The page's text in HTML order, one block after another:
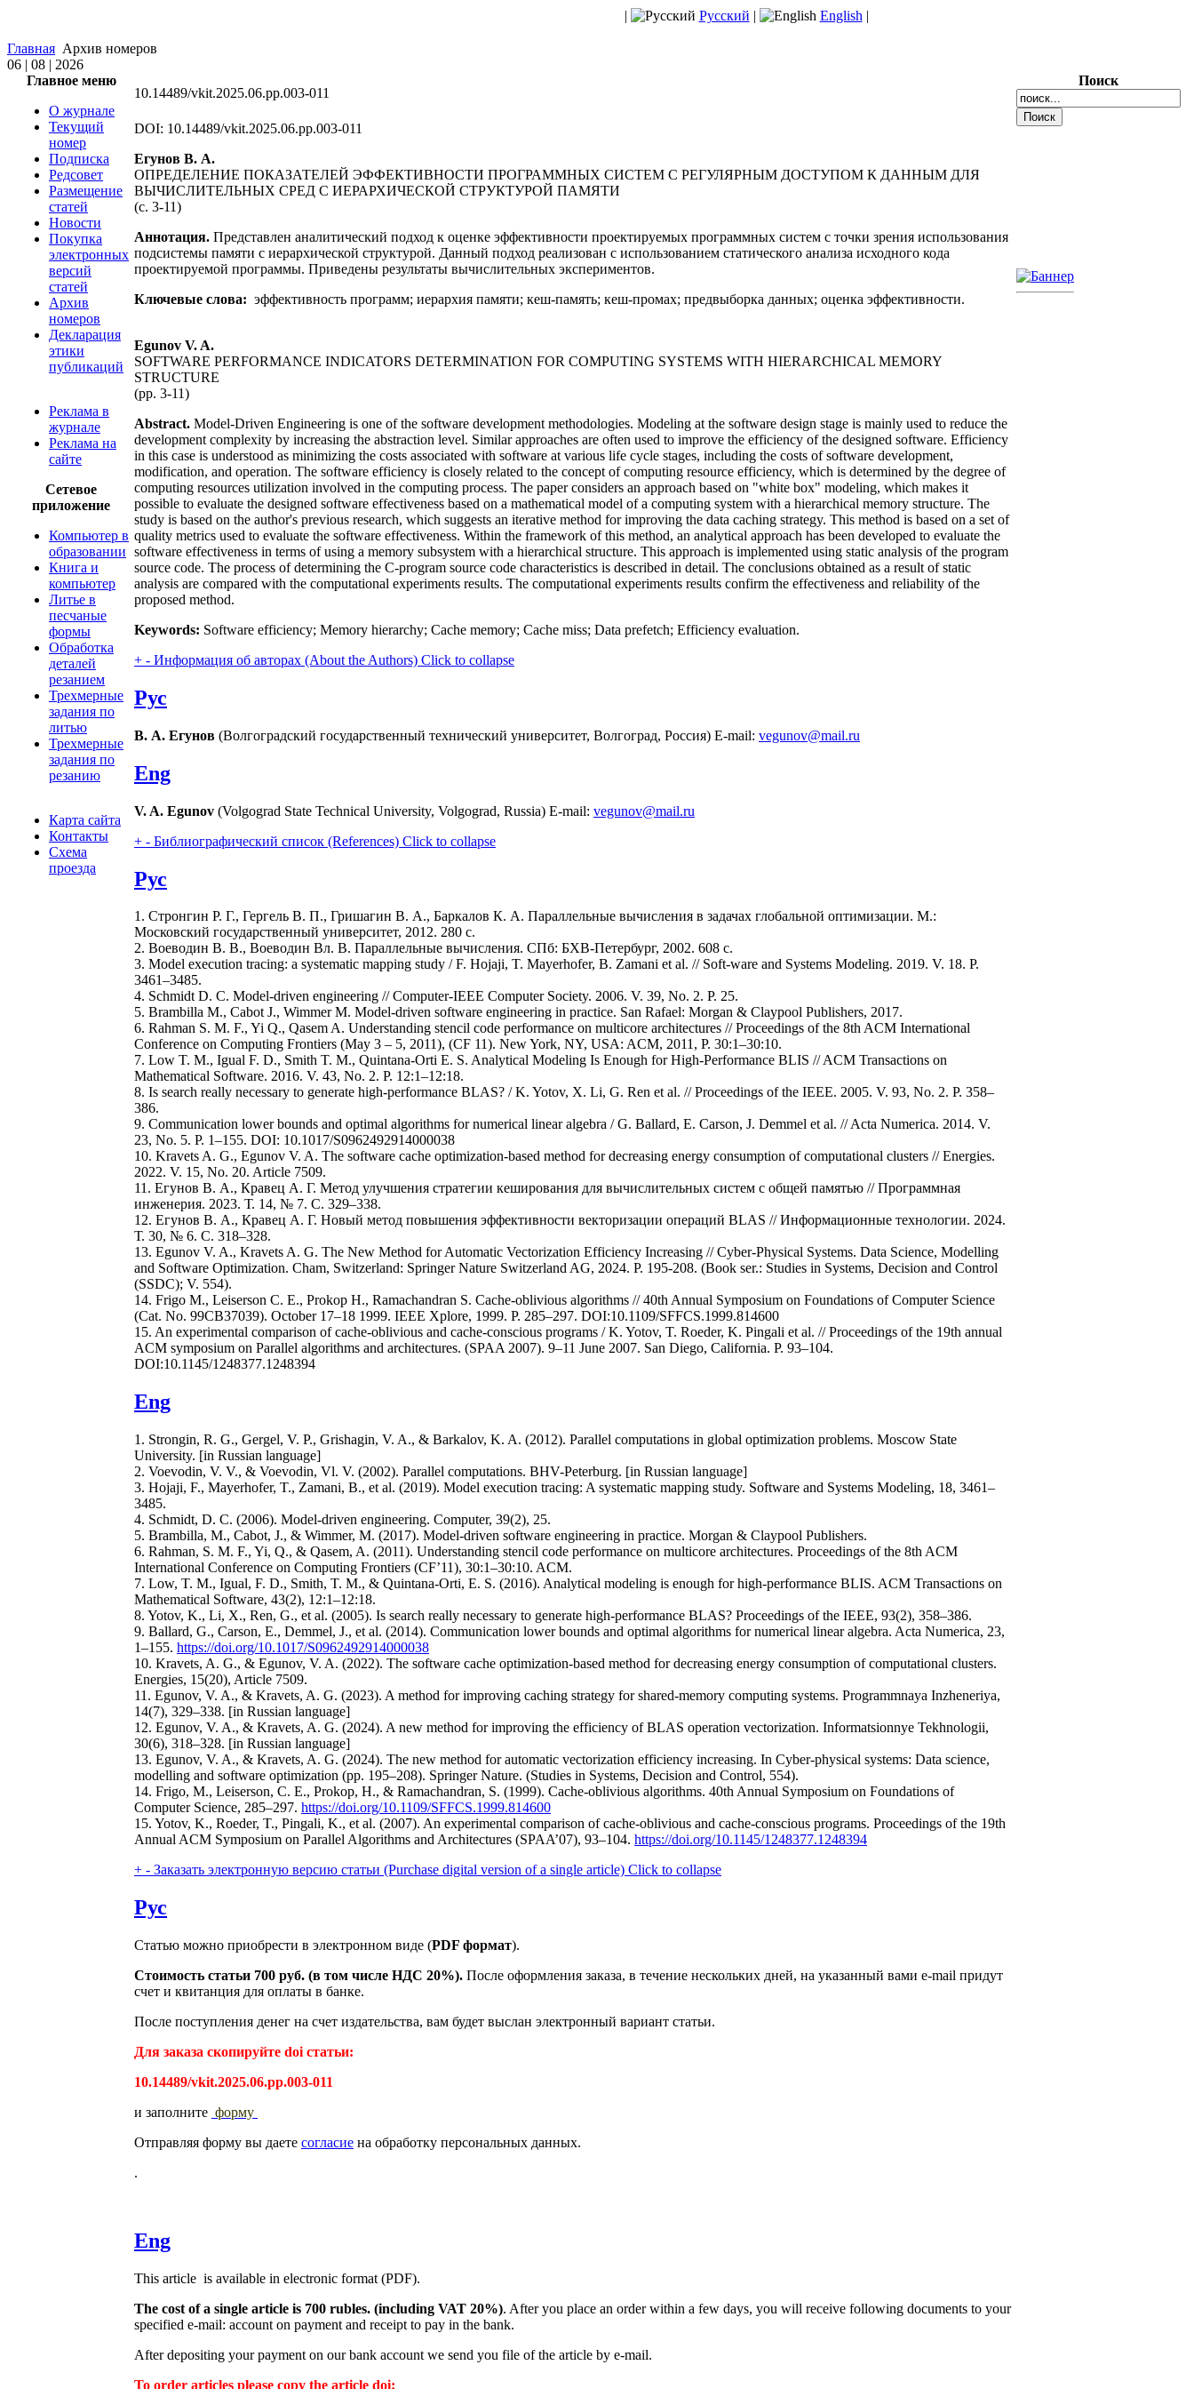
| Русский | English |
Главная Архив номеров
06 | 08 | 2026
Главное меню
О журнале
Текущий
номер
Подписка
Редсовет
Размещение
статей
Новости
Покупка
электронных
версий
статей
Архив
номеров
Декларация
этики
публикаций
Реклама в
журнале
Реклама на
сайте
Сетевое
приложение
Компьютер в
образовании
Книга и
компьютер
Литье в
песчаные
формы
Обработка
деталей
резанием
Трехмерные
задания по
литью
Трехмерные
задания по
резанию
Карта сайта
Контакты
Схема
проезда
10.14489/vkit.2025.06.pp.003-011
DOI: 10.14489/vkit.2025.06.pp.003-011
Егунов В. А.
ОПРЕДЕЛЕНИЕ ПОКАЗАТЕЛЕЙ ЭФФЕКТИВНОСТИ ПРОГРАММНЫХ СИСТЕМ С РЕГУЛЯРНЫМ ДОСТУПОМ К ДАННЫМ ДЛЯ
ВЫЧИСЛИТЕЛЬНЫХ СРЕД С ИЕРАРХИЧЕСКОЙ СТРУКТУРОЙ ПАМЯТИ
(с. 3-11)
Аннотация. Представлен аналитический подход к оценке эффективности проектируемых программных систем с точки зрения использования
подсистемы памяти с иерархической структурой. Данный подход реализован с использованием статического анализа исходного кода
проектируемой программы. Приведены результаты вычислительных экспериментов.
Ключевые слова: эффективность программ; иерархия памяти; кеш-память; кеш-промах; предвыборка данных; оценка эффективности.
Egunov V. A.
SOFTWARE PERFORMANCE INDICATORS DETERMINATION FOR COMPUTING SYSTEMS WITH HIERARCHICAL MEMORY
STRUCTURE
(pp. 3-11)
Abstract. Model-Driven Engineering is one of the software development methodologies. Modeling at the software design stage is mainly used to reduce the
development complexity by increasing the abstraction level. Similar approaches are often used to improve the efficiency of the designed software. Efficiency
in this case is understood as minimizing the costs associated with software at various life cycle stages, including the costs of software development,
modification, and operation. The software efficiency is closely related to the concept of computing resource efficiency, which is determined by the degree of
computing resources utilization involved in the computing process. The paper considers an approach based on "white box" modeling, which makes it
possible to evaluate the designed software effectiveness based on a mathematical model of a computing system with a hierarchical memory structure. The
study is based on the author's previous research, which suggests an iterative method for improving the data caching strategy. This method is based on a set of
quality metrics used to evaluate the software effectiveness. Within the framework of this method, an analytical approach has been developed to evaluate the
software effectiveness in terms of using a memory subsystem with a hierarchical structure. This approach is implemented using static analysis of the program
source code. The process of determining the C-program source code characteristics is described in detail. The conclusions obtained as a result of static
analysis are compared with the computational experiments results. The computational experiments results confirm the effectiveness and reliability of the
proposed method.
Keywords: Software efficiency; Memory hierarchy; Cache memory; Cache miss; Data prefetch; Efficiency evaluation.
+ - Информация об авторах (About the Authors) Click to collapse
Рус
В. А. Егунов (Волгоградский государственный технический университет, Волгоград, Россия) E-mail: vegunov@mail.ru
Eng
V. A. Egunov (Volgograd State Technical University, Volgograd, Russia) E-mail: vegunov@mail.ru
+ - Библиографический список (References) Click to collapse
Рус
1. Стронгин Р. Г., Гергель В. П., Гришагин В. А., Баркалов К. А. Параллельные вычисления в задачах глобальной оптимизации. М.:
Московский государственный университет, 2012. 280 с.
2. Воеводин В. В., Воеводин Вл. В. Параллельные вычисления. СПб: БХВ-Петербург, 2002. 608 с.
3. Model execution tracing: a systematic mapping study / F. Hojaji, T. Mayerhofer, B. Zamani et al. // Soft-ware and Systems Modeling. 2019. V. 18. P.
3461–3485.
4. Schmidt D. C. Model-driven engineering // Computer-IEEE Computer Society. 2006. V. 39, No. 2. P. 25.
5. Brambilla M., Cabot J., Wimmer M. Model-driven software engineering in practice. San Rafael: Morgan & Claypool Publishers, 2017.
6. Rahman S. M. F., Yi Q., Qasem A. Understanding stencil code performance on multicore architectures // Proceedings of the 8th ACM International
Conference on Computing Frontiers (May 3 – 5, 2011), (CF 11). New York, NY, USA: ACM, 2011, P. 30:1–30:10.
7. Low T. M., Igual F. D., Smith T. M., Quintana-Orti E. S. Analytical Modeling Is Enough for High-Performance BLIS // ACM Transactions on
Mathematical Software. 2016. V. 43, No. 2. P. 12:1–12:18.
8. Is search really necessary to generate high-performance BLAS? / K. Yotov, X. Li, G. Ren et al. // Proceedings of the IEEE. 2005. V. 93, No. 2. P. 358–
386.
9. Communication lower bounds and optimal algorithms for numerical linear algebra / G. Ballard, E. Carson, J. Demmel et al. // Acta Numerica. 2014. V.
23, No. 5. P. 1–155. DOI: 10.1017/S0962492914000038
10. Kravets A. G., Egunov V. A. The software cache optimization-based method for decreasing energy consumption of computational clusters // Energies.
2022. V. 15, No. 20. Article 7509.
11. Егунов В. А., Кравец А. Г. Метод улучшения стратегии кеширования для вычислительных систем с общей памятью // Программная
инженерия. 2023. Т. 14, № 7. C. 329–338.
12. Егунов В. А., Кравец А. Г. Новый метод повышения эффективности векторизации операций BLAS // Информационные технологии. 2024.
Т. 30, № 6. C. 318–328.
13. Egunov V. A., Kravets A. G. The New Method for Automatic Vectorization Efficiency Increasing // Cyber-Physical Systems. Data Science, Modelling
and Software Optimization. Cham, Switzerland: Springer Nature Switzerland AG, 2024. P. 195-208. (Book ser.: Studies in Systems, Decision and Control
(SSDC); V. 554).
14. Frigo M., Leiserson C. E., Prokop H., Ramachandran S. Cache-oblivious algorithms // 40th Annual Symposium on Foundations of Computer Science
(Cat. No. 99CB37039). October 17–18 1999. IEEE Xplore, 1999. P. 285–297. DOI:10.1109/SFFCS.1999.814600
15. An experimental comparison of cache-oblivious and cache-conscious programs / K. Yotov, T. Roeder, K. Pingali et al. // Proceedings of the 19th annual
ACM symposium on Parallel algorithms and architectures. (SPAA 2007). 9–11 June 2007. San Diego, California. P. 93–104.
DOI:10.1145/1248377.1248394
Eng
1. Strongin, R. G., Gergel, V. P., Grishagin, V. A., & Barkalov, K. A. (2012). Parallel computations in global optimization problems. Moscow State
University. [in Russian language]
2. Voevodin, V. V., & Voevodin, Vl. V. (2002). Parallel computations. BHV-Peterburg. [in Russian language]
3. Hojaji, F., Mayerhofer, T., Zamani, B., et al. (2019). Model execution tracing: A systematic mapping study. Software and Systems Modeling, 18, 3461–
3485.
4. Schmidt, D. C. (2006). Model-driven engineering. Computer, 39(2), 25.
5. Brambilla, M., Cabot, J., & Wimmer, M. (2017). Model-driven software engineering in practice. Morgan & Claypool Publishers.
6. Rahman, S. M. F., Yi, Q., & Qasem, A. (2011). Understanding stencil code performance on multicore architectures. Proceedings of the 8th ACM
International Conference on Computing Frontiers (CF’11), 30:1–30:10. ACM.
7. Low, T. M., Igual, F. D., Smith, T. M., & Quintana-Orti, E. S. (2016). Analytical modeling is enough for high-performance BLIS. ACM Transactions on
Mathematical Software, 43(2), 12:1–12:18.
8. Yotov, K., Li, X., Ren, G., et al. (2005). Is search really necessary to generate high-performance BLAS? Proceedings of the IEEE, 93(2), 358–386.
9. Ballard, G., Carson, E., Demmel, J., et al. (2014). Communication lower bounds and optimal algorithms for numerical linear algebra. Acta Numerica, 23,
1–155. https://doi.org/10.1017/S0962492914000038
10. Kravets, A. G., & Egunov, V. A. (2022). The software cache optimization-based method for decreasing energy consumption of computational clusters.
Energies, 15(20), Article 7509.
11. Egunov, V. A., & Kravets, A. G. (2023). A method for improving caching strategy for shared-memory computing systems. Programmnaya Inzheneriya,
14(7), 329–338. [in Russian language]
12. Egunov, V. A., & Kravets, A. G. (2024). A new method for improving the efficiency of BLAS operation vectorization. Informatsionnye Tekhnologii,
30(6), 318–328. [in Russian language]
13. Egunov, V. A., & Kravets, A. G. (2024). The new method for automatic vectorization efficiency increasing. In Cyber-physical systems: Data science,
modelling and software optimization (pp. 195–208). Springer Nature. (Studies in Systems, Decision and Control, 554).
14. Frigo, M., Leiserson, C. E., Prokop, H., & Ramachandran, S. (1999). Cache-oblivious algorithms. 40th Annual Symposium on Foundations of
Computer Science, 285–297. https://doi.org/10.1109/SFFCS.1999.814600
15. Yotov, K., Roeder, T., Pingali, K., et al. (2007). An experimental comparison of cache-oblivious and cache-conscious programs. Proceedings of the 19th
Annual ACM Symposium on Parallel Algorithms and Architectures (SPAA’07), 93–104. https://doi.org/10.1145/1248377.1248394
+ - Заказать электронную версию статьи (Purchase digital version of a single article) Click to collapse
Рус
Статью можно приобрести в электронном виде (PDF формат).
Стоимость статьи 700 руб. (в том числе НДС 20%). После оформления заказа, в течение нескольких дней, на указанный вами e-mail придут
счет и квитанция для оплаты в банке.
После поступления денег на счет издательства, вам будет выслан электронный вариант статьи.
Для заказа скопируйте doi статьи:
10.14489/vkit.2025.06.pp.003-011
и заполните форму
Отправляя форму вы даете согласие на обработку персональных данных.
.
Eng
This article is available in electronic format (PDF).
The cost of a single article is 700 rubles. (including VAT 20%). After you place an order within a few days, you will receive following documents to your
specified e-mail: account on payment and receipt to pay in the bank.
After depositing your payment on our bank account we send you file of the article by e-mail.
To order articles please copy the article doi:
Поиск